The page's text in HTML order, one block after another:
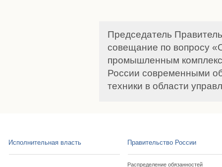
Председатель
совещание по вопросу
промышленным
России современными
техники в области
Исполнительная власть Правительство России
Распределение обязанностей